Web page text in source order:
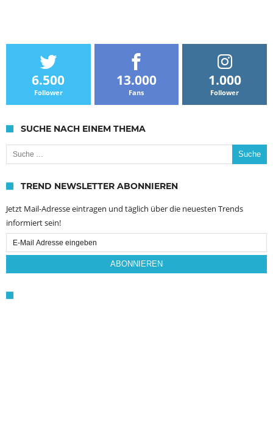
6.500
Follower
13.000
Fans
1.000
Follower
SUCHE NACH EINEM THEMA
Suche nach:
TREND NEWSLETTER ABONNIEREN
Jetzt Mail-Adresse eintragen und täglich über die neuesten Trends
informiert sein!
Email
Subscription
ABONNIEREN